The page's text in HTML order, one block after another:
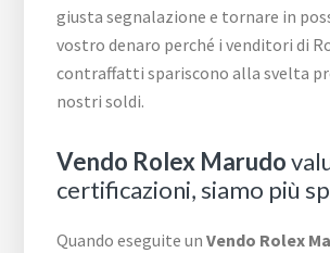
giusta segnalazione e tornare in
vostro denaro perché i venditori di
contraffatti spariscono alla svelta
nostri soldi.
Vendo Rolex Marudo
certificazioni, siamo più
Quando eseguite unVendo Rolex